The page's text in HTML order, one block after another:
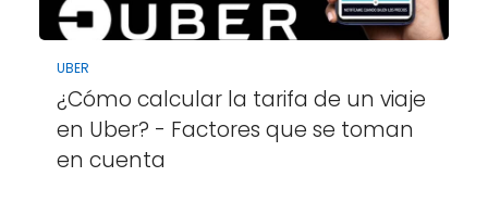
UBER
¿Cómo calcular la tarifa de un viaje
en Uber? - Factores que se toman
en cuenta